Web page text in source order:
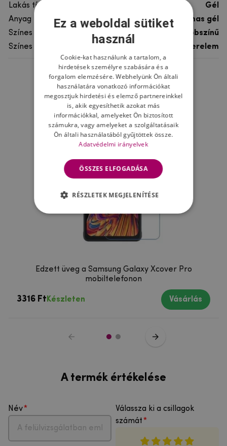
Lakás típusa
Gél
Anyag
rugalmas gél
Színes
többszínű
Színes motívum
Szerelem
Ne felejtsd el
Edzett üveg a Samsung Galaxy Xcover Pro
mobiltelefonon
3316 Ft Készleten Vásárlás
A termék értékelése
Név
Válassza ki a csillagok
számát
Ez a weboldal sütiket
használ
Cookie-kat használunk a tartalom, a
hirdetések személyre szabására és a
forgalom elemzésére. Webhelyünk Ön általi
használatára vonatkozó információkat
megosztjuk hirdetési és elemző partnereinkkel
is, akik egyesíthetik azokat más
információkkal, amelyeket Ön biztosított
számukra, vagy amelyeket a szolgáltatásaik
Ön általi használatából gyűjtöttek össze.
Adatvédelmi irányelvek
ÖSSZES ELFOGADÁSA
RÉSZLETEK MEGJELENÍTÉSE